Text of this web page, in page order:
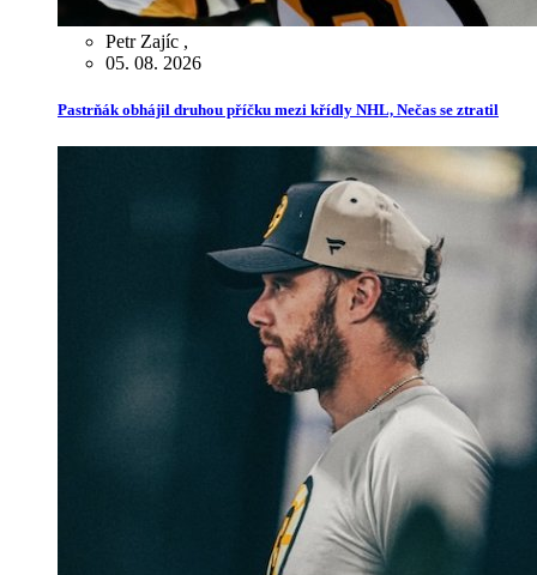
Petr Zajíc ,
05. 08. 2026
Pastrňák obhájil druhou příčku mezi křídly NHL, Nečas se ztratil